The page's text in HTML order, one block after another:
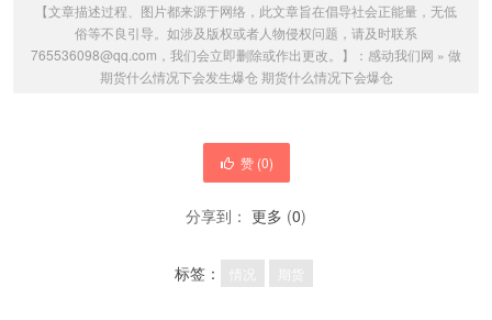
【文章描述过程、图片都来源于网络，此文章旨在倡导社会正能量，无低
俗等不良引导。如涉及版权或者人物侵权问题，请及时联系
765536098@qq.com，我们会立即删除或作出更改。】： 感动我们网 » 做
期货什么情况下会发生爆仓 期货什么情况下会爆仓
赞 (0)
分享到： 更多 (0)
标签： 情况